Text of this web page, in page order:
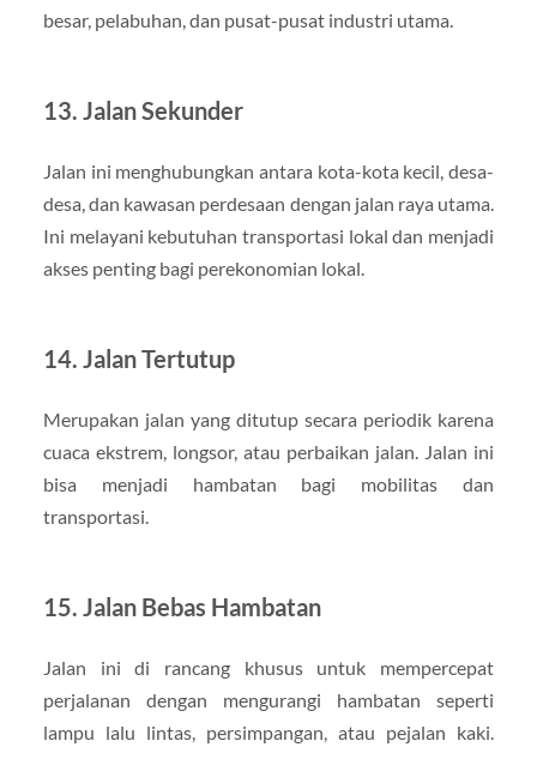
besar, pelabuhan, dan pusat-pusat industri utama.
13. Jalan Sekunder
Jalan ini menghubungkan antara kota-kota kecil, desa-
desa, dan kawasan perdesaan dengan jalan raya utama.
Ini melayani kebutuhan transportasi lokal dan menjadi
akses penting bagi perekonomian lokal.
14. Jalan Tertutup
Merupakan jalan yang ditutup secara periodik karena
cuaca ekstrem, longsor, atau perbaikan jalan. Jalan ini
bisa menjadi hambatan bagi mobilitas dan
transportasi.
15. Jalan Bebas Hambatan
Jalan ini di rancang khusus untuk mempercepat
perjalanan dengan mengurangi hambatan seperti
lampu lalu lintas, persimpangan, atau pejalan kaki.